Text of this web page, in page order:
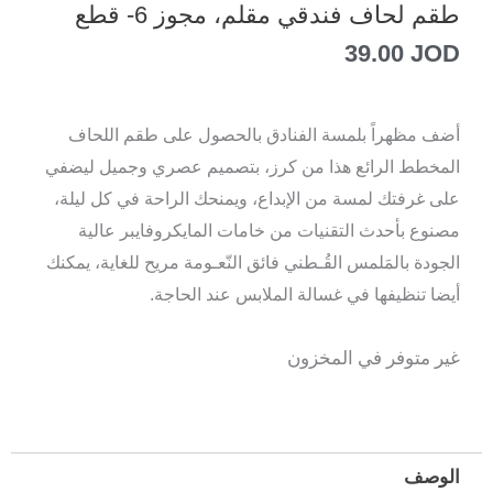
طقم لحاف فندقي مقلم، مجوز 6- قطع
39.00 JOD
أضف مظهراً بلمسة الفنادق بالحصول على طقم اللحاف
المخطط الرائع هذا من كرز، بتصميم عصري وجميل ليضفي
على غرفتك لمسة من الإبداع، ويمنحك الراحة في كل ليلة،
مصنوع بأحدث التقنيات من خامات المايكروفايبر عالية
الجودة بالمَلمس القُـطني فائق النّعـومة مريح للغاية، يمكنك
أيضا تنظيفها في غسالة الملابس عند الحاجة.
غير متوفر في المخزون
الوصف